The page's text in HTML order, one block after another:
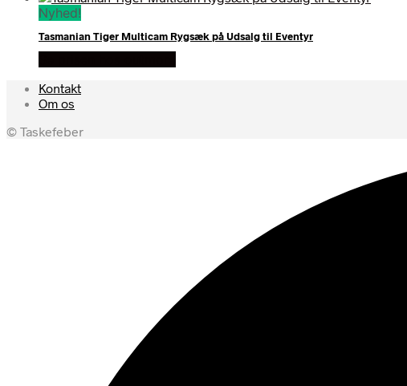
Nyhed!
Tasmanian Tiger Multicam Rygsæk på Udsalg til Eventyr
Kontakt
Om os
© Taskefeber